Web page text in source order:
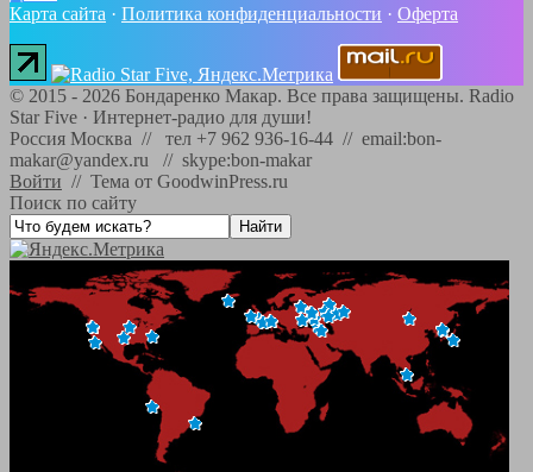
Карта сайта · Политика конфиденциальности · Оферта
© 2015 - 2026 Бондаренко Макар. Все права защищены. Radio
Star Five · Интернет-радио для души!
Россия Москва // тел +7 962 936-16-44 // email:bon-
makar@yandex.ru // skype:bon-makar
Войти // Тема от GoodwinPress.ru
Поиск по сайту